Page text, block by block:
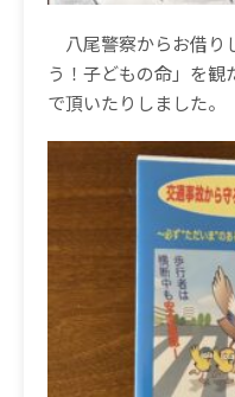
八尾警察からお借り
う！子どもの命」を観
で頂いたりしました。